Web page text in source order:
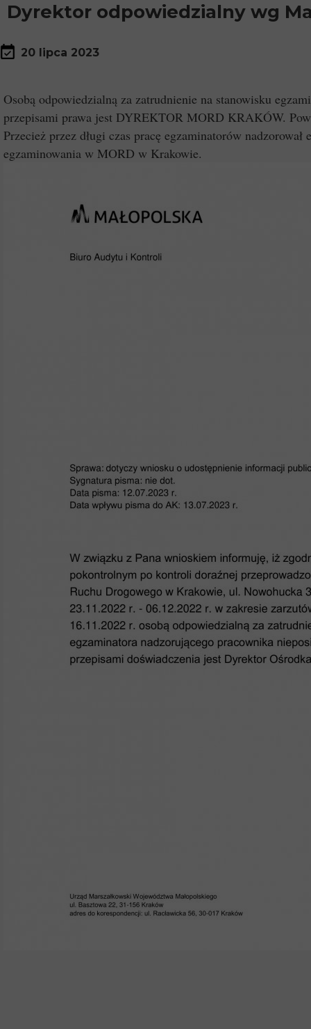
20 lipca 2023
Osobą odpowiedzialną za zatrudnienie na stanowisku
przepisami prawa jest DYREKTOR MORD KRAKÓW.
Przecież przez długi czas pracę egzaminatorów
egzaminowania w MORD w Krakowie.
Dyrektor odpowiedzialny wg